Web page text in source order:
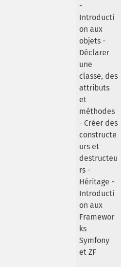
-
Introducti
on aux
objets -
Déclarer
une
classe, des
attributs
et
méthodes
- Créer des
constructe
urs et
destructeu
rs -
Héritage -
Introducti
on aux
Framewor
ks
Symfony
et ZF